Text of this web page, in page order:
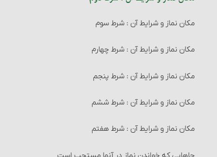
نصاب گوسفند
زکات نقدین‏
نصاب طلا و نقره‏
زکات گندم، جو، خرما و کشمش (غلّات چهارگانه)
نصاب غلّات چهارگانه‏
روزۀ مستحبی
خودداری از مبطلات روزه برای غیر روزه‎دار
آنچه برای روزه‏ دار مکروه است
راه ثابت شدن اوّل و آخر هر ماه‏
شرایط اعتکاف‏
اعتکاف و احکام آن
سایر احکام نجاسات
۱- آب‏
شستن ظروف با آب قلیل
۲- زمین‏
۳- آفتاب‏
احکام مرتدّ فطری
احکام مرتد ملّی
حکم سایر حدود و تعزیرات‏
احکام قصاص و دیات‏
اقسام قتل و احکام آنها
مکان نماز و شرایط آن : شرط سوم
مکان نماز و شرایط آن : شرط چهارم
مکان نماز و شرایط آن : شرط پنجم
مکان نماز و شرایط آن : شرط ششم
مکان نماز و شرایط آن : شرط هفتم